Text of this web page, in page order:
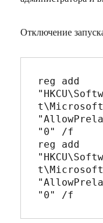
Отключение
reg add
"0" /f
reg add
"0" /f